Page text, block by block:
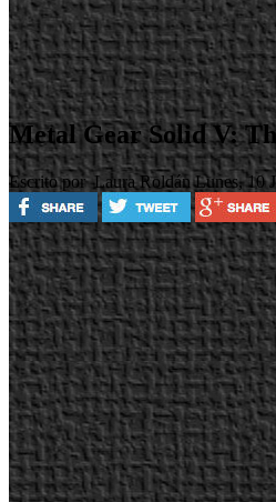
Metal Gear Solid V:
Escrito por Laura RoldánLunes, 10